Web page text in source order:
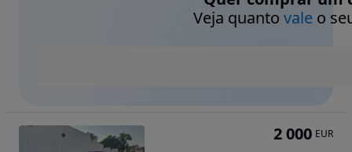
Veja quanto valeo
2 000 EUR